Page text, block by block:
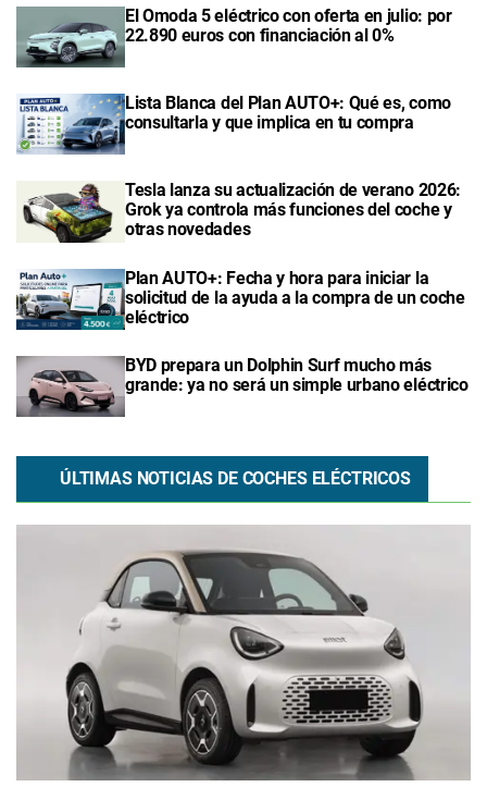
El Omoda 5 eléctrico con oferta en julio: por
22.890 euros con financiación al 0%
Lista Blanca del Plan AUTO+: Qué es, como
consultarla y que implica en tu compra
Tesla lanza su actualización de verano 2026:
Grok ya controla más funciones del coche y
otras novedades
Plan AUTO+: Fecha y hora para iniciar la
solicitud de la ayuda a la compra de un coche
eléctrico
BYD prepara un Dolphin Surf mucho más
grande: ya no será un simple urbano eléctrico
ÚLTIMAS NOTICIAS DE COCHES ELÉCTRICOS